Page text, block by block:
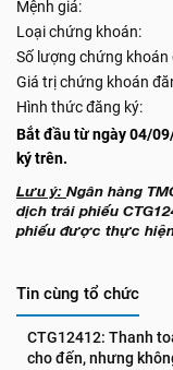
Mệnh giá:
Loại chứng khoán:
Số lượng chứng khoán
Giá trị chứng khoán
Hình thức đăng ký:
Bắt đầu từ ngày 04/
ký trên.
Lưu ý: Ngân hàng
dịch trái phiếu
phiếu được thực hiện
Tin cùng tổ chức
CTG12412: Thanh
cho đến, nhưng